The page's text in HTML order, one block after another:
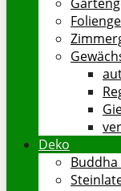
Deko